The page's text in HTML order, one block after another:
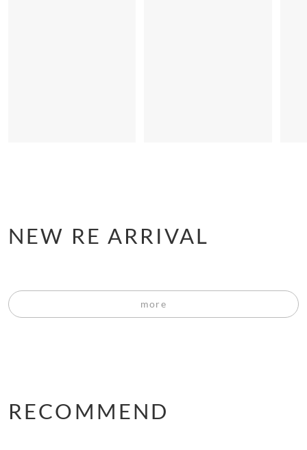
NEW RE ARRIVAL
more
RECOMMEND